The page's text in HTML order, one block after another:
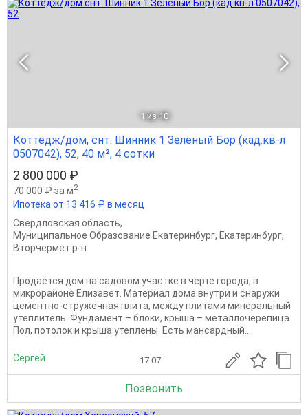
1 из 10
Коттедж/дом, снт. Шинник 1 Зеленый Бор (кад.кв-л
0507042), 52, 40 м², 4 сотки
2 800 000 ₽
70 000 ₽ за м2
Ипотека от 13 416 ₽ в месяц
Свердловская область,
Муниципальное Образование Екатеринбург, Екатеринбург,
Вторчермет р-н
Продаётся дом на садовом участке в черте города, в
микрорайоне Елизавет. Материал дома внутри и снаружи
цементно-стружечная плита, между плитами минеральный
утеплитель. Фундамент – блоки, крыша – металлочерепица.
Пол, потолок и крыша утеплены. Есть мансардный...
Сергей 17.07
Позвонить